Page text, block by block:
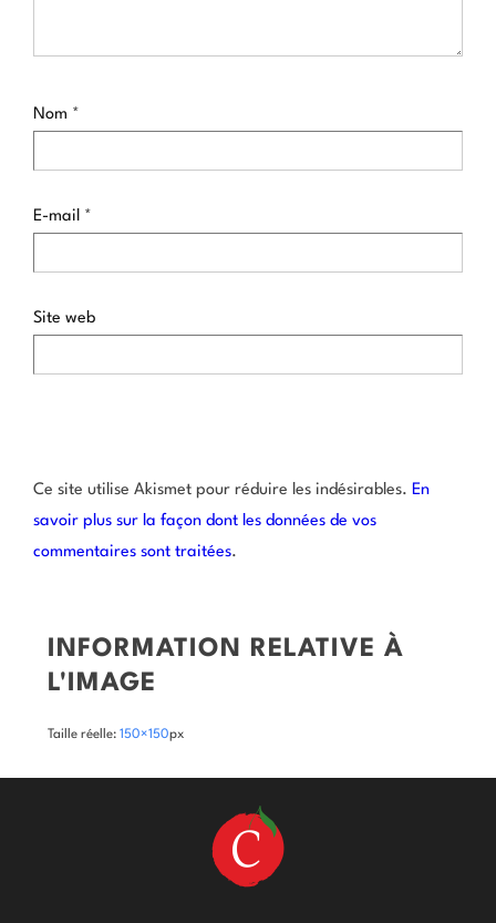
Nom *
E-mail *
Site web
Ce site utilise Akismet pour réduire les indésirables. En
savoir plus sur la façon dont les données de vos
commentaires sont traitées.
INFORMATION RELATIVE À
L'IMAGE
Taille réelle: 150×150px